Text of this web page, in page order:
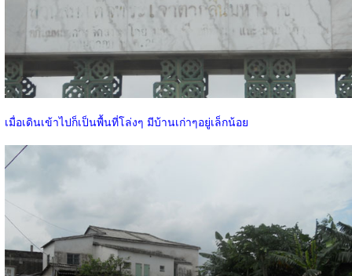
เมื่อเดินเข้าไปก็เป็นพื้นที่โล่งๆ มีบ้านเก่าๆอยู่เล็กน้อย